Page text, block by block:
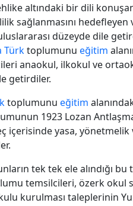
altındaki bir dili
sağlanmasını hedefleyen
düzeyde dile
Türktoplumunu eğitim
anaokul, ilkokul ve
getirdiler.
toplumunu eğitim
1923 Lozan
içerisinde yasa,
tek tek ele alındığı
temsilcileri, özerk okul
kurulması taleplerinin